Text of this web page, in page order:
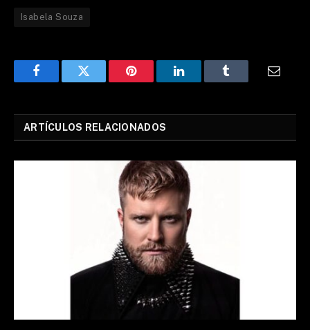
Isabela Souza
FacebookTwitter Pinterest LinkedInTumblr
ARTÍCULOS RELACIONADOS